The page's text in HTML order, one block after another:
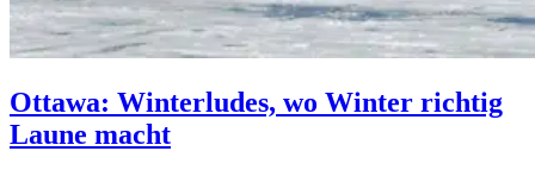
Ottawa: Winterludes, wo Winter richtig
Laune macht